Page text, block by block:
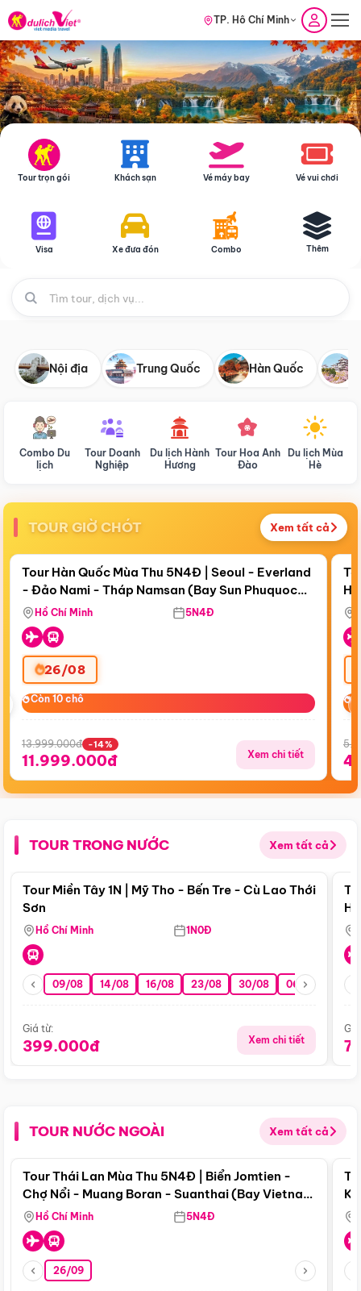
TP. Hồ Chí Minh
Tour trọn gói Khách sạn Vé máy bay Vé vui chơi
Visa Xe đưa đón Combo Thêm
Nội địa Trung Quốc Hàn Quốc
Combo Du
lịch
Tour Doanh
Nghiệp
Du lịch Hành
Hương
Tour Hoa Anh
Đào
Du lịch Mùa
Hè
TOUR GIỜ CHÓT Xem tất cả
Còn18 ngày 18:44:52
Bay Sun Phuquoc Airways
Điểm nổi bật
Tour Hàn Quốc Mùa Thu 5N4Đ | Seoul - Everland
- Đảo Nami - Tháp Namsan (Bay Sun Phuquoc
Airways)
Hồ Chí Minh 5N4Đ
26/08
Còn 10 chỗ
Còn 10 chỗ
13.999.000đ -14%
11.999.000đ Xem chi tiết
TOUR TRONG NƯỚC Xem tất cả
Điểm nổi bật
Tour Miền Tây 1N | Mỹ Tho - Bến Tre - Cù Lao Thới
Sơn
Hồ Chí Minh 1N0Đ
09/08 14/08 16/08 23/08 30/08 06/09 13/09
Giá từ:
399.000đ Xem chi tiết
TOUR NƯỚC NGOÀI Xem tất cả
Điểm nổi bật
Tour Thái Lan Mùa Thu 5N4Đ | Biển Jomtien -
Chợ Nổi - Muang Boran - Suanthai (Bay Vietnam
Airlines)
Hồ Chí Minh 5N4Đ
26/09